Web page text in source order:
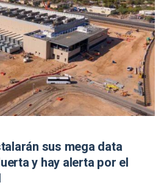
sus mega data
y hay alerta por el